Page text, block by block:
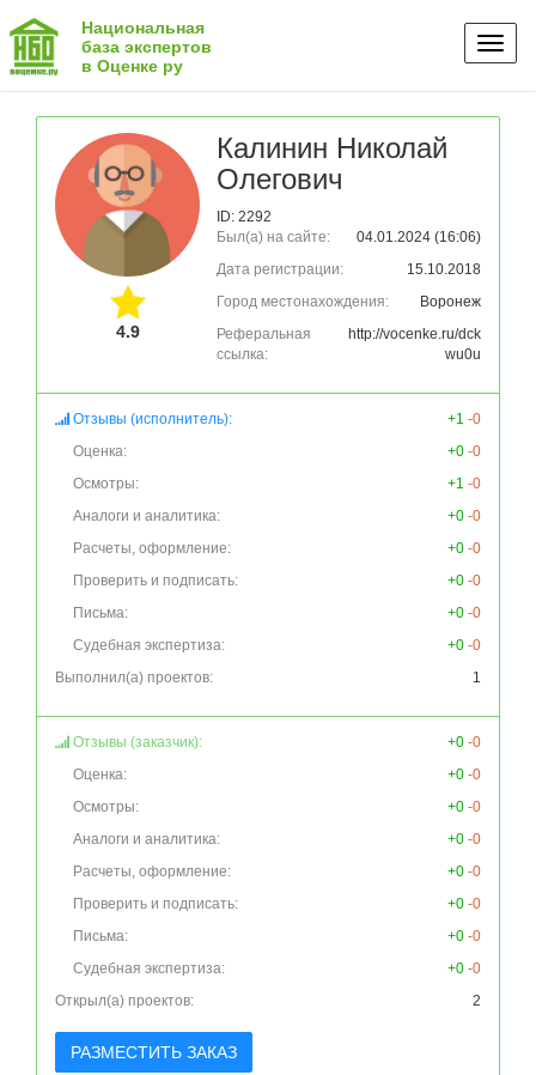
Национальная
база экспертов
в Оценке ру
4.9
Калинин Николай
Олегович
ID: 2292
Был(а) на сайте:
04.01.2024 (16:06)
Дата регистрации:
15.10.2018
Город местонахождения:
Воронеж
Реферальная
ссылка:
http://vocenke.ru/dck
wu0u
Отзывы (исполнитель): +1 -0
Оценка:
+0 -0
Осмотры:
+1 -0
Аналоги и аналитика:
+0 -0
Расчеты, оформление:
+0 -0
Проверить и подписать:
+0 -0
Письма:
+0 -0
Судебная экспертиза:
+0 -0
Выполнил(а) проектов:
1
Отзывы (заказчик): +0 -0
Оценка:
+0 -0
Осмотры:
+0 -0
Аналоги и аналитика:
+0 -0
Расчеты, оформление:
+0 -0
Проверить и подписать:
+0 -0
Письма:
+0 -0
Судебная экспертиза:
+0 -0
Открыл(а) проектов:
2
РАЗМЕСТИТЬ ЗАКАЗ